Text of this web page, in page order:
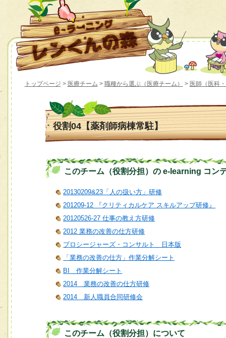
トップページ > 医療チーム > 職種から選ぶ（医療チーム） > 医師（医科
役割04【薬剤師病棟常駐】
このチーム（役割分担）の e-learning コン
20130209&23「人の扱い方」研修
201209-12 『クリティカルケア スキルアップ研修』
20120526-27 仕事の教え方研修
2012 業務の改善の仕方研修
プロシージャーズ・コンサルト 日本版
「業務の改善の仕方」作業分解シート
BI 作業分解シート
2014 業務の改善の仕方研修
2014 新人職員合同研修会
このチーム（役割分担）について